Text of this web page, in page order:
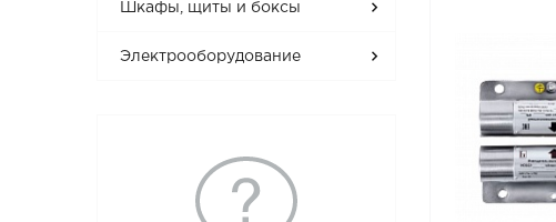
Шкафы, щиты и боксы
Электрооборудование